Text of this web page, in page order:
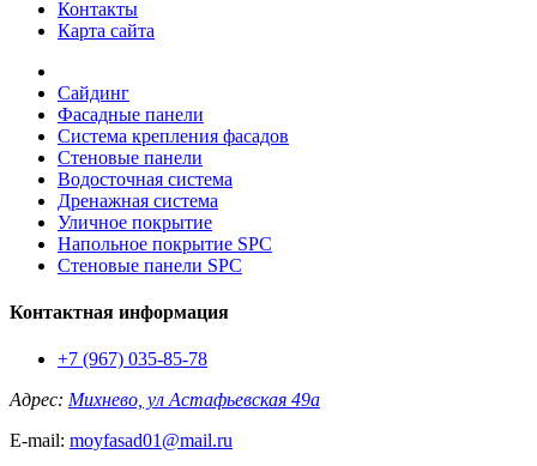
Контакты
Карта сайта
Сайдинг
Фасадные панели
Система крепления фасадов
Стеновые панели
Водосточная система
Дренажная система
Уличное покрытие
Напольное покрытие SPC
Стеновые панели SPC
Контактная информация
+7 (967) 035-85-78
Адрес: Михнево, ул Астафьевская 49а
E-mail: moyfasad01@mail.ru